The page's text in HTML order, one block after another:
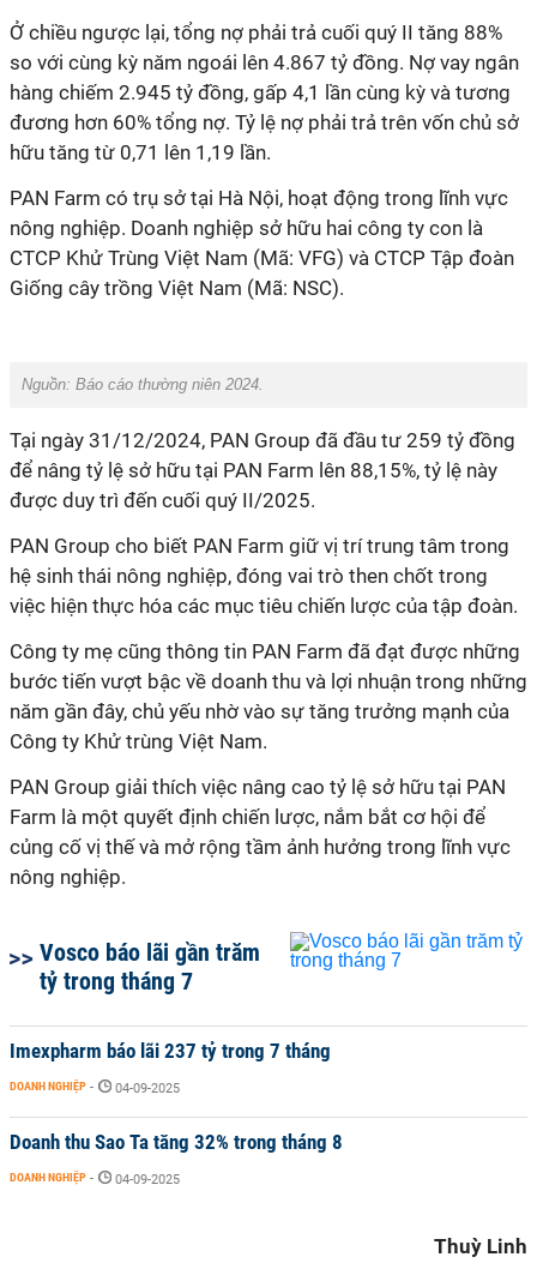
Ở chiều ngược lại, tổng nợ phải trả cuối quý II tăng 88%
so với cùng kỳ năm ngoái lên 4.867 tỷ đồng. Nợ vay ngân
hàng chiếm 2.945 tỷ đồng, gấp 4,1 lần cùng kỳ và tương
đương hơn 60% tổng nợ. Tỷ lệ nợ phải trả trên vốn chủ sở
hữu tăng từ 0,71 lên 1,19 lần.
PAN Farm có trụ sở tại Hà Nội, hoạt động trong lĩnh vực
nông nghiệp. Doanh nghiệp sở hữu hai công ty con là
CTCP Khử Trùng Việt Nam (Mã: VFG) và CTCP Tập đoàn
Giống cây trồng Việt Nam (Mã: NSC).
Nguồn: Báo cáo thường niên 2024.
Tại ngày 31/12/2024, PAN Group đã đầu tư 259 tỷ đồng
để nâng tỷ lệ sở hữu tại PAN Farm lên 88,15%, tỷ lệ này
được duy trì đến cuối quý II/2025.
PAN Group cho biết PAN Farm giữ vị trí trung tâm trong
hệ sinh thái nông nghiệp, đóng vai trò then chốt trong
việc hiện thực hóa các mục tiêu chiến lược của tập đoàn.
Công ty mẹ cũng thông tin PAN Farm đã đạt được những
bước tiến vượt bậc về doanh thu và lợi nhuận trong những
năm gần đây, chủ yếu nhờ vào sự tăng trưởng mạnh của
Công ty Khử trùng Việt Nam.
PAN Group giải thích việc nâng cao tỷ lệ sở hữu tại PAN
Farm là một quyết định chiến lược, nắm bắt cơ hội để
củng cố vị thế và mở rộng tầm ảnh hưởng trong lĩnh vực
nông nghiệp.
Vosco báo lãi gần trăm
tỷ trong tháng 7
Imexpharm báo lãi 237 tỷ trong 7 tháng
DOANH NGHIỆP - 04-09-2025
Doanh thu Sao Ta tăng 32% trong tháng 8
DOANH NGHIỆP - 04-09-2025
Thuỳ Linh